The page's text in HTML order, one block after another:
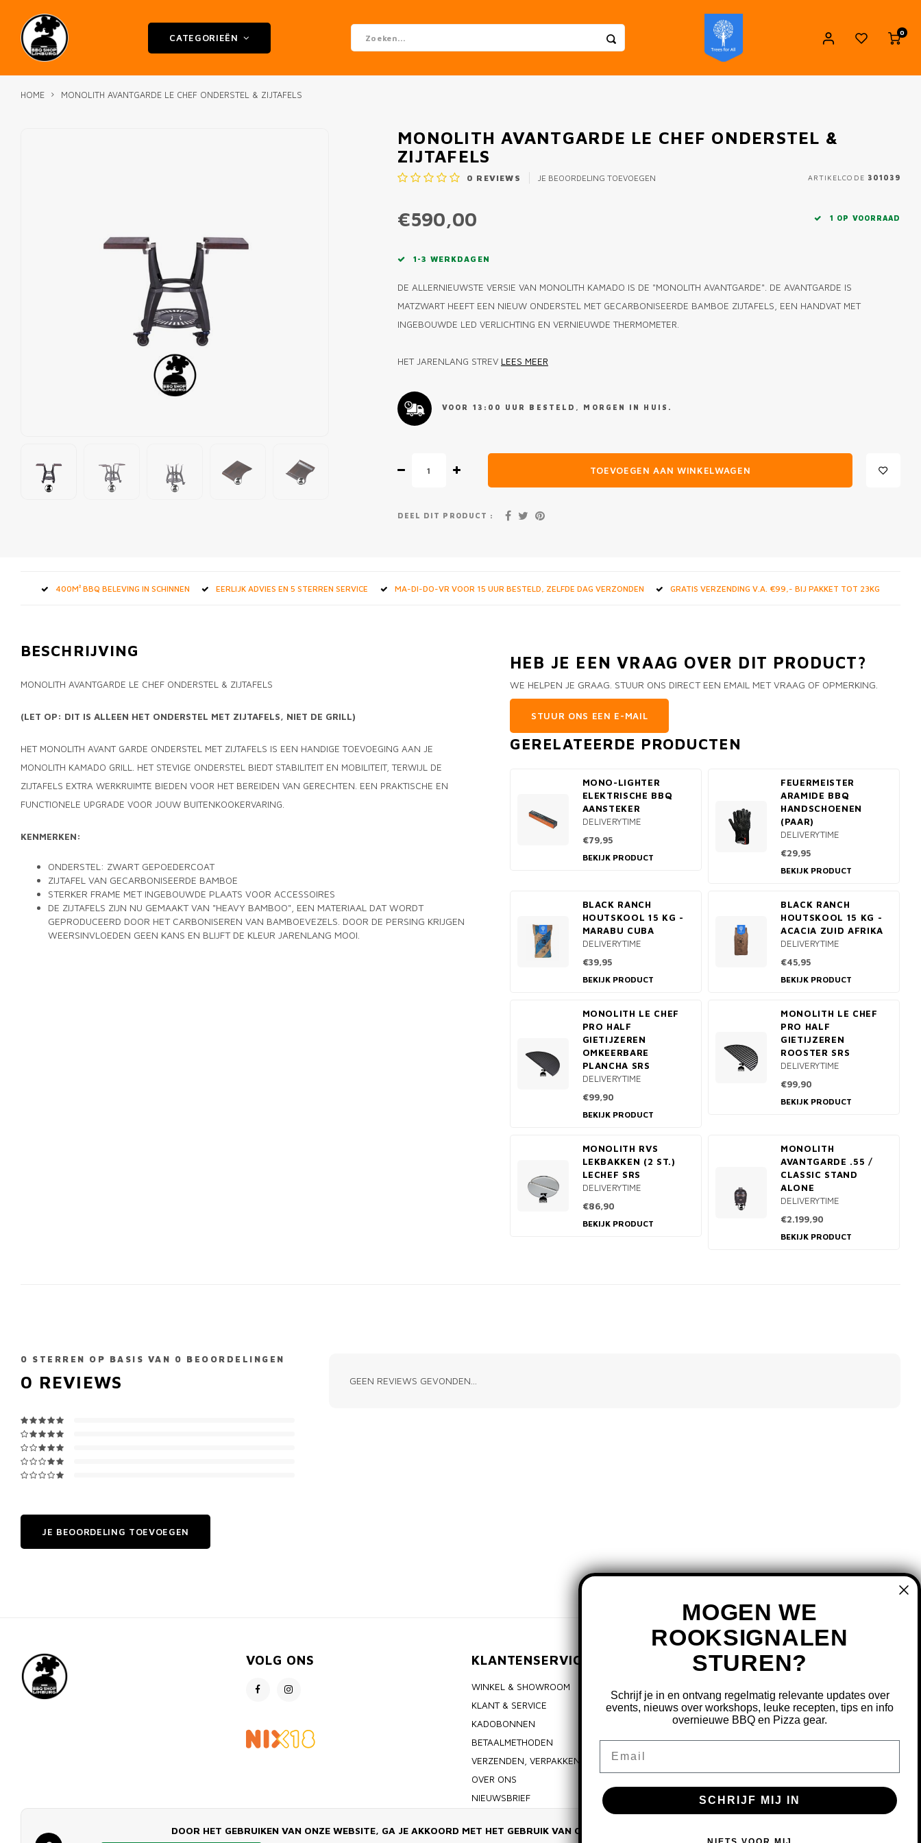
CATEGORIEËN
0
HOME MONOLITH AVANTGARDE LE CHEF ONDERSTEL & ZIJTAFELS
MONOLITH AVANTGARDE LE CHEF ONDERSTEL &
ZIJTAFELS
0 REVIEWS JE BEOORDELING TOEVOEGEN ARTIKELCODE 301039
€590,00 1 OP VOORRAAD
1-3 WERKDAGEN
DE ALLERNIEUWSTE VERSIE VAN MONOLITH KAMADO IS DE "MONOLITH AVANTGARDE". DE AVANTGARDE IS
MATZWART HEEFT EEN NIEUW ONDERSTEL MET GECARBONISEERDE BAMBOE ZIJTAFELS, EEN HANDVAT MET
INGEBOUWDE LED VERLICHTING EN VERNIEUWDE THERMOMETER.
HET JARENLANG STREV LEES MEER
VOOR 13:00 UUR BESTELD, MORGEN IN HUIS.
TOEVOEGEN AAN WINKELWAGEN
DEEL DIT PRODUCT :
400M² BBQ BELEVING IN SCHINNEN EERLIJK ADVIES EN 5 STERREN SERVICE MA-DI-DO-VR VOOR 15 UUR BESTELD, ZELFDE DAG VERZONDEN GRATIS VERZENDING V.A. €99,- BIJ PAKKET TOT 23KG
BESCHRIJVING
MONOLITH AVANTGARDE LE CHEF ONDERSTEL & ZIJTAFELS
(LET OP: DIT IS ALLEEN HET ONDERSTEL MET ZIJTAFELS, NIET DE GRILL)
HET MONOLITH AVANT GARDE ONDERSTEL MET ZIJTAFELS IS EEN HANDIGE TOEVOEGING AAN JE
MONOLITH KAMADO GRILL. HET STEVIGE ONDERSTEL BIEDT STABILITEIT EN MOBILITEIT, TERWIJL DE
ZIJTAFELS EXTRA WERKRUIMTE BIEDEN VOOR HET BEREIDEN VAN GERECHTEN. EEN PRAKTISCHE EN
FUNCTIONELE UPGRADE VOOR JOUW BUITENKOOKERVARING.
KENMERKEN:
ONDERSTEL: ZWART GEPOEDERCOAT
ZIJTAFEL VAN GECARBONISEERDE BAMBOE
STERKER FRAME MET INGEBOUWDE PLAATS VOOR ACCESSOIRES
DE ZIJTAFELS ZIJN NU GEMAAKT VAN "HEAVY BAMBOO", EEN MATERIAAL DAT WORDT
GEPRODUCEERD DOOR HET CARBONISEREN VAN BAMBOEVEZELS. DOOR DE PERSING KRIJGEN
WEERSINVLOEDEN GEEN KANS EN BLIJFT DE KLEUR JARENLANG MOOI.
HEB JE EEN VRAAG OVER DIT PRODUCT?
WE HELPEN JE GRAAG. STUUR ONS DIRECT EEN EMAIL MET VRAAG OF OPMERKING.
STUUR ONS EEN E-MAIL
GERELATEERDE PRODUCTEN
MONO-LIGHTER
ELEKTRISCHE BBQ
AANSTEKER
DELIVERYTIME
€79,95
BEKIJK PRODUCT
FEUERMEISTER
ARAMIDE BBQ
HANDSCHOENEN
(PAAR)
DELIVERYTIME
€29,95
BEKIJK PRODUCT
BLACK RANCH
HOUTSKOOL 15 KG -
MARABU CUBA
DELIVERYTIME
€39,95
BEKIJK PRODUCT
BLACK RANCH
HOUTSKOOL 15 KG -
ACACIA ZUID AFRIKA
DELIVERYTIME
€45,95
BEKIJK PRODUCT
MONOLITH LE CHEF
PRO HALF
GIETIJZEREN
OMKEERBARE
PLANCHA SRS
DELIVERYTIME
€99,90
BEKIJK PRODUCT
MONOLITH LE CHEF
PRO HALF
GIETIJZEREN
ROOSTER SRS
DELIVERYTIME
€99,90
BEKIJK PRODUCT
MONOLITH RVS
LEKBAKKEN (2 ST.)
LECHEF SRS
DELIVERYTIME
€86,90
BEKIJK PRODUCT
MONOLITH
AVANTGARDE .55 /
CLASSIC STAND
ALONE
DELIVERYTIME
€2.199,90
BEKIJK PRODUCT
0 STERREN OP BASIS VAN 0 BEOORDELINGEN
0 REVIEWS
JE BEOORDELING TOEVOEGEN
GEEN REVIEWS GEVONDEN...
VOLG ONS KLANTENSERVICE
WINKEL & SHOWROOM
KLANT & SERVICE
KADOBONNEN
BETAALMETHODEN
VERZENDEN, VERPAKKEN & RETOURNEREN
OVER ONS
NIEUWSBRIEF
PRIVACY POLICY
MIJN ACCOUNT
MIJN BESTELLINGEN
MIJN TICKETS
MIJN VERLANGLIJST
DOOR HET GEBRUIKEN VAN ONZE WEBSITE, GA JE AKKOORD MET HET GEBRUIK VAN COOKIES OM ONZE WEBSITE TE VERBETEREN.
MOGEN WE
ROOKSIGNALEN
STUREN?
Schrijf je in en ontvang regelmatig relevante updates over
events, nieuws over workshops, leuke recepten, tips en info
overnieuwe BBQ en Pizza gear.
SCHRIJF MIJ IN